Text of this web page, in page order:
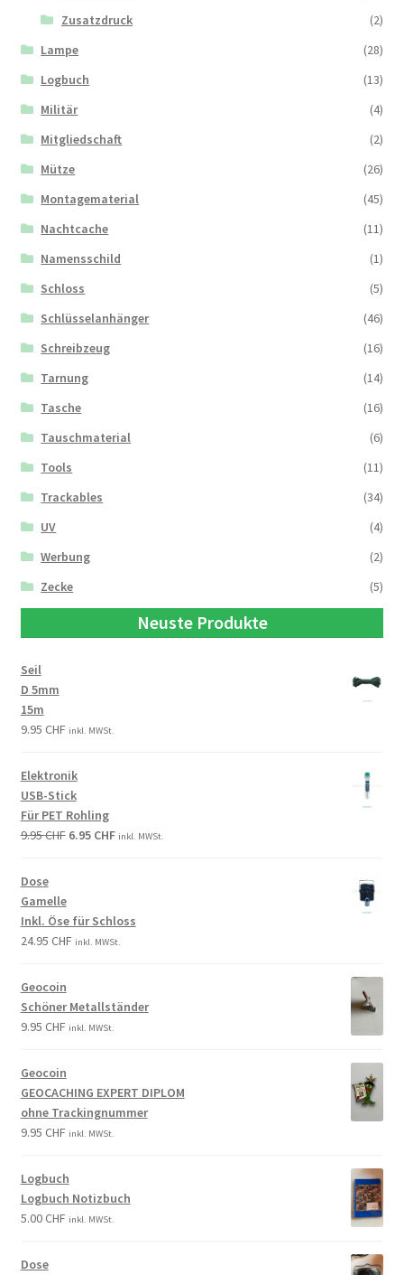
Zusatzdruck
(2)
Lampe
(28)
Logbuch
(13)
Militär
(4)
Mitgliedschaft
(2)
Mütze
(26)
Montagematerial
(45)
Nachtcache
(11)
Namensschild
(1)
Schloss
(5)
Schlüsselanhänger
(46)
Schreibzeug
(16)
Tarnung
(14)
Tasche
(16)
Tauschmaterial
(6)
Tools
(11)
Trackables
(34)
UV
(4)
Werbung
(2)
Zecke
(5)
Neuste Produkte
Seil
D 5mm
15m
9.95 CHF inkl. MWSt.
Elektronik
USB-Stick
Für PET Rohling
9.95CHF 6.95 CHF inkl. MWSt.
Dose
Gamelle
Inkl. Öse für Schloss
24.95 CHF inkl. MWSt.
Geocoin
Schöner Metallständer
9.95 CHF inkl. MWSt.
Geocoin
GEOCACHING EXPERT DIPLOM
ohne Trackingnummer
9.95 CHF inkl. MWSt.
Logbuch
Logbuch Notizbuch
5.00CHF inkl. MWSt.
Dose